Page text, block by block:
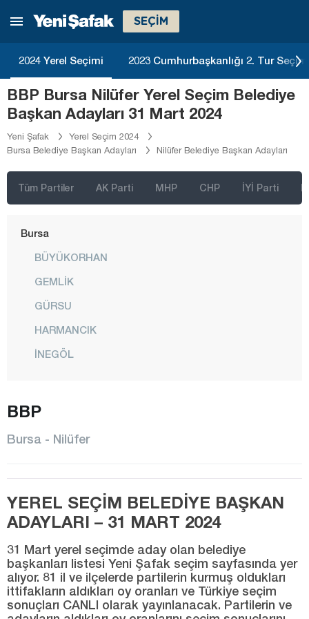
SEÇİM
2024 Yerel Seçimi 2023 Cumhurbaşkanlığı 2. Tur
BBP Bursa Nilüfer Yerel Seçim Belediye
Başkan Adayları 31 Mart 2024
Yeni Şafak
Yerel Seçim 2024
Bursa Belediye Başkan Adayları
Nilüfer Belediye Başkan Adayları
Tüm Partiler AK Parti MHP CHP İYİ Parti
Batman
Bilecik
Bingöl
Bitlis
Burdur
Bursa
BÜYÜKORHAN
GEMLİK
GÜRSU
HARMANCIK
İNEGÖL
MUSTAFAKEMALPAŞA
NİLÜFER
ORHANELİ
ORHANGAZİ
OSMANGAZİ
BBP
Bursa - Nilüfer
YEREL SEÇİM BELEDİYE BAŞKAN
ADAYLARI – 31 MART 2024
31 Mart yerel seçimde aday olan belediye
başkanları listesi Yeni Şafak seçim sayfasında yer
alıyor. 81 il ve ilçelerde partilerin kurmuş oldukları
ittifakların aldıkları oy oranları ve Türkiye seçim
sonuçları CANLI olarak yayınlanacak. Partilerin ve